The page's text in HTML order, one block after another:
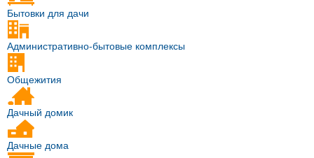
Бытовки для дачи
Административно-бытовые комплексы
Общежития
Дачный домик
Дачные дома